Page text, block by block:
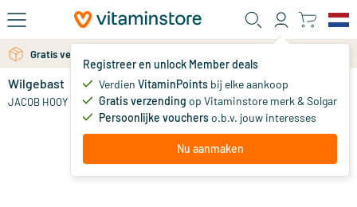
Ga naar de hoofdinhoud
Registreer en unlock Member deals
Verdien VitaminPoints bij elke aankoop
Gratis verzending op Vitaminstore merk & Solgar
Persoonlijke voucherso.b.v. jouw interesses
Nu aanmaken
Gratis verzending vanaf 25 euro
Wilgebast
JACOB HOOY vanaf 8